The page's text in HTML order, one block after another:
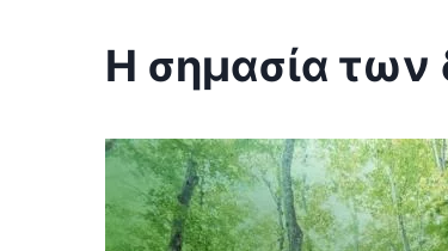
Η σημασία των